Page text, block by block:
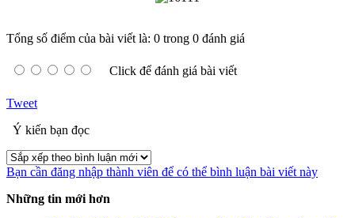
Tổng số điểm của bài viết là: 0 trong 0 đánh giá
Click để đánh giá bài viết
Tweet
Ý kiến bạn đọc
Bạn cần đăng nhập thành viên để có thể bình luận bài viết này
Những tin mới hơn